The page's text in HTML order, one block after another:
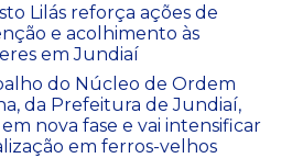
Lilás reforça ações de
e acolhimento às
em Jundiaí
do Núcleo de Ordem
da Prefeitura de Jundiaí,
nova fase e vai intensificar
em ferros-velhos